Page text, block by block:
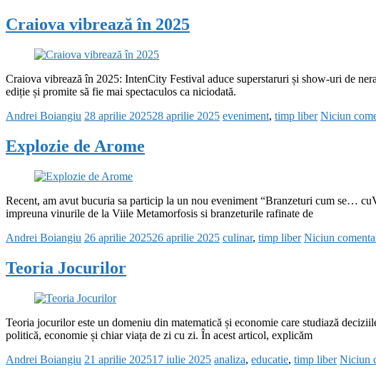
Craiova vibrează în 2025
Craiova vibrează în 2025: IntenCity Festival aduce superstaruri și show-uri de
ediție și promite să fie mai spectaculos ca niciodată.
Andrei Boiangiu 28 aprilie 202528 aprilie 2025 eveniment, timp liber Niciun
Explozie de Arome
Recent, am avut bucuria sa particip la un nou eveniment “Branzeturi cum se…
impreuna vinurile de la Viile Metamorfosis si branzeturile rafinate de
Andrei Boiangiu 26 aprilie 202526 aprilie 2025 culinar, timp liber Niciun
Teoria Jocurilor
Teoria jocurilor este un domeniu din matematică și economie care studiază
politică, economie și chiar viața de zi cu zi. În acest articol, explicăm
Andrei Boiangiu 21 aprilie 202517 iulie 2025 analiza, educatie, timp liber Niciun